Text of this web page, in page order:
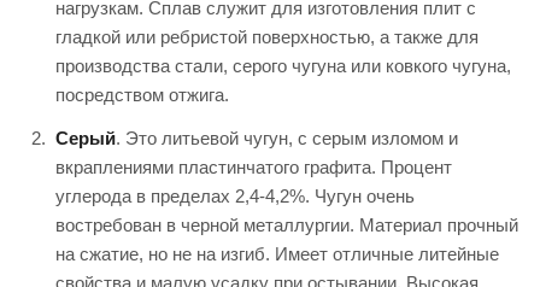
нагрузкам. Сплав служит для изготовления плит с
гладкой или ребристой поверхностью, а также для
производства стали, серого чугуна или ковкого чугуна,
посредством отжига.
Серый. Это литьевой чугун, с серым изломом и
вкраплениями пластинчатого графита. Процент
углерода в пределах 2,4-4,2%. Чугун очень
востребован в черной металлургии. Материал прочный
на сжатие, но не на изгиб. Имеет отличные литейные
свойства и малую усадку при остывании. Высокая